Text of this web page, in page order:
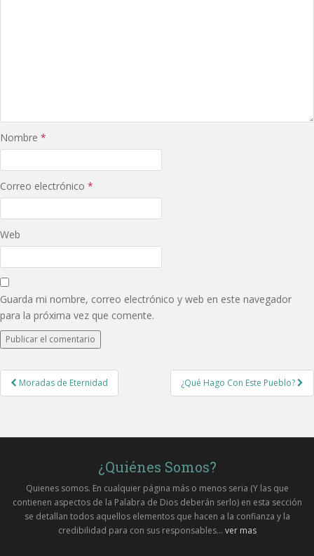
Nombre *
Correo electrónico *
Web
Guarda mi nombre, correo electrónico y web en este navegador
para la próxima vez que comente.
Post
navigation
Moradas de Eternidad ¿Qué Hago Con Este Pueblo?
¿Quiénes Somos?
Quienes somos. En cualquier página más o menos seria (Y las que
contienen aspectos de la Palabra de Dios deberán serlo) en esta sección
se detallan todos aquellos elementos que hacen a la confianza y la
credibilidad para con sus responsables... ver mas